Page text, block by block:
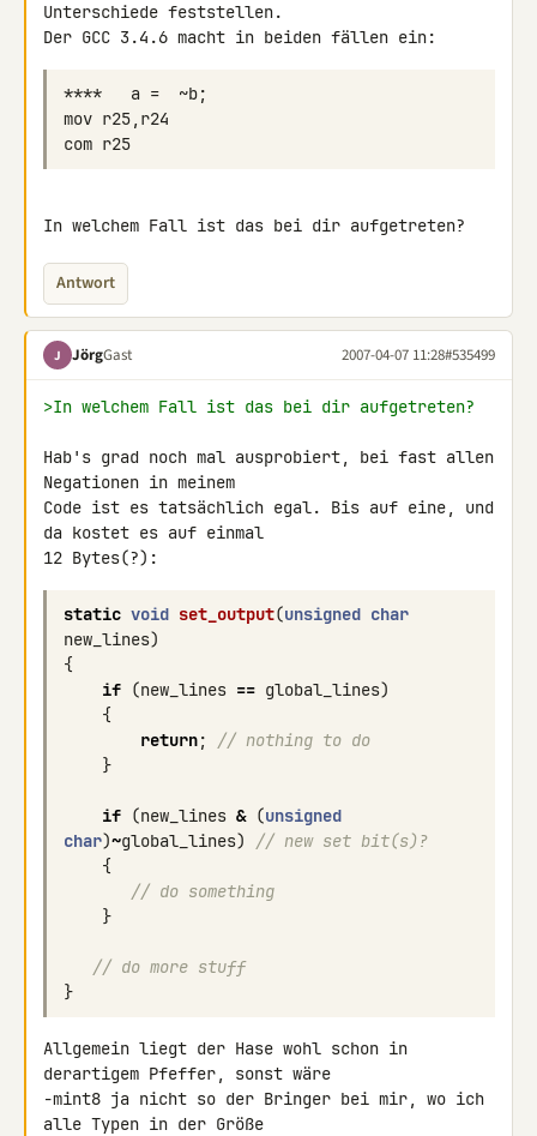
Unterschiede feststellen.
Der GCC 3.4.6 macht in beiden fällen ein:
In welchem Fall ist das bei dir aufgetreten?
Antwort
J JörgGast 2007-04-07 11:28#535499
>In welchem Fall ist das bei dir aufgetreten?
Hab's grad noch mal ausprobiert, bei fast allen
Negationen in meinem
Code ist es tatsächlich egal. Bis auf eine, und
da kostet es auf einmal
12 Bytes(?):
static void set_output(unsigned char
new_lines)
{
if (new_lines == global_lines)
{
return;
// nothing to do
}
if (new_lines & (unsigned
char)~global_lines)
// new set bit(s)?
{
// do something
}
// do more stuff
}
Allgemein liegt der Hase wohl schon in
derartigem Pfeffer, sonst wäre
-mint8 ja nicht so der Bringer bei mir, wo ich
alle Typen in der Größe